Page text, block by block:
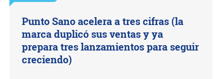
Punto Sano acelera a tres cifras (la
marca duplicó sus ventas y ya
prepara tres lanzamientos para seguir
creciendo)